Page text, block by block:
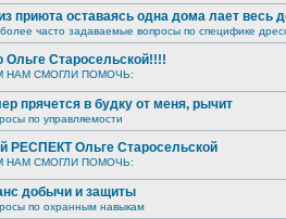
приюта оставаясь одна дома лает весь
часто задаваемые вопросы по специфике
Ольге Старосельской!!!!
НАМ СМОГЛИ ПОМОЧЬ:
прячется в будку от меня, рычит
по управляемости
РЕСПЕКТ Ольге Старосельской
НАМ СМОГЛИ ПОМОЧЬ:
добычи и защиты
по охранным навыкам